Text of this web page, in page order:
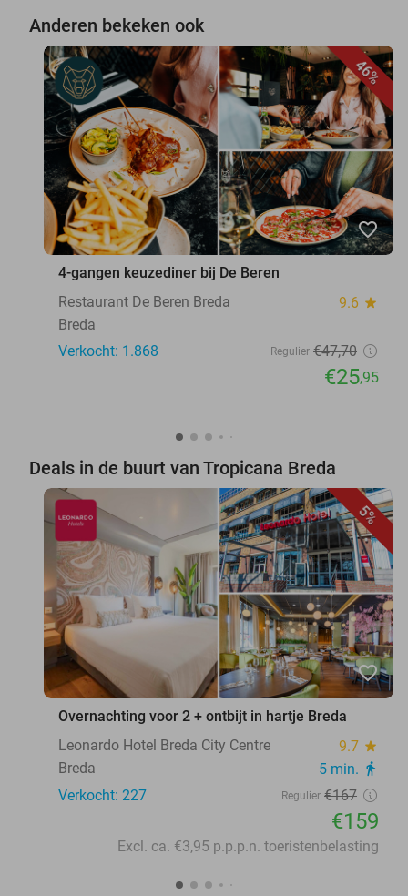
Anderen bekeken ook
46%
favorite_border
4-gangen keuzediner bij De Beren
Restaurant De Beren Breda
9.6 star
Breda
Verkocht: 1.868
Regulier €47,70
€25,95
Deals in de buurt van Tropicana Breda
5%
favorite_border
Overnachting voor 2 + ontbijt in hartje Breda
Leonardo Hotel Breda City Centre
9.7 star
Breda 5 min. directions_walk
Verkocht: 227 Regulier €167
€159
Excl. ca. €3,95 p.p.p.n. toeristenbelasting